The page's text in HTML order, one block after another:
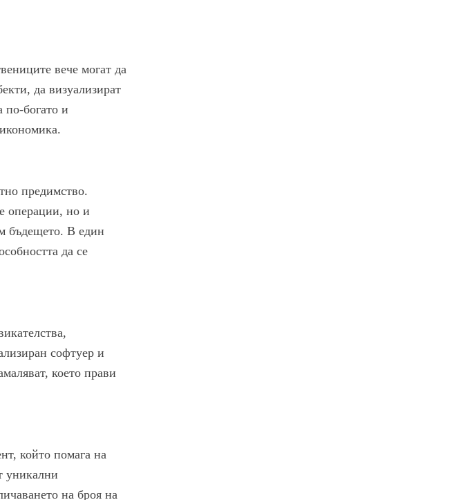
вече могат да
да визуализират
по-богато и
предимство.
операции, но и
бъдещето. В един
да се
софтуер и
което прави
който помага на
уникални
на броя на